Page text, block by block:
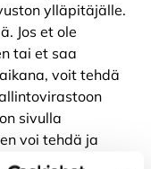
ylläpitäjälle.
Jos et ole
tai et saa
voit tehdä
sivulla
voi tehdä ja